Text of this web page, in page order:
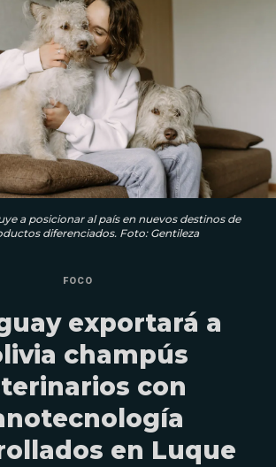
a posicionar al país en nuevos destinos de
diferenciados. Foto: Gentileza
FOCO
exportará a
champús
con
en Luque